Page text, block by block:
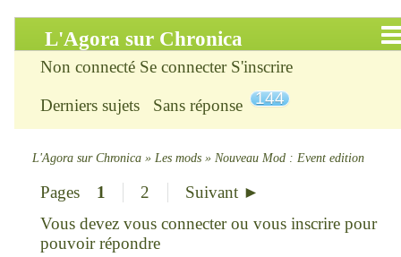
L'Agora sur Chronica
Accueil
Infos
Chercher
S’inscrire
Connexion
Non connecté Se connecter S'inscrire
Derniers sujets Sans réponse 144
L'Agora sur Chronica » Les mods » Nouveau Mod : Event edition
Pages 1 2
Suivant ►
Vous devez vous connecterou vous inscrirepour
pouvoir répondre